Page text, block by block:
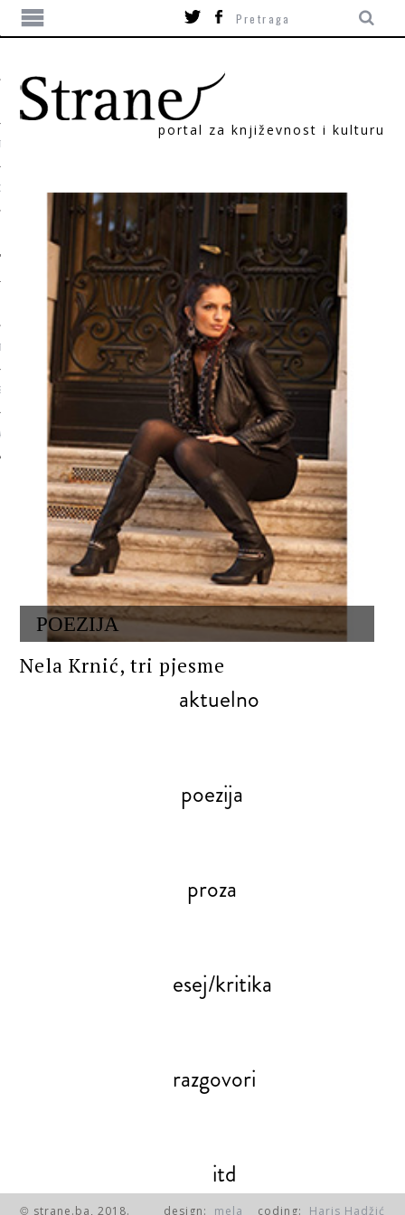
portal za književnost i kulturu
POEZIJA
Nela Krnić, tri pjesme
aktuelno
poezija
proza
esej/kritika
razgovori
itd
© strane.ba, 2018. design: mela coding: Haris Hadžić